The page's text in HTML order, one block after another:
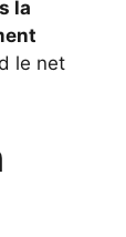
la
le net